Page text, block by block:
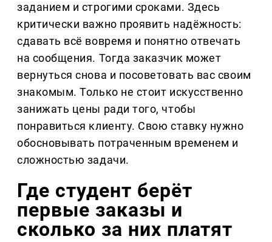
заданием и строгими сроками. Здесь
критически важно проявить надёжность:
сдавать всё вовремя и понятно отвечать
на сообщения. Тогда заказчик может
вернуться снова и посоветовать вас своим
знакомым. Только не стоит искусственно
занижать цены ради того, чтобы
понравиться клиенту. Свою ставку нужно
обосновывать потраченным временем и
сложностью задачи.
Где студент берёт
первые заказы и
сколько за них платят